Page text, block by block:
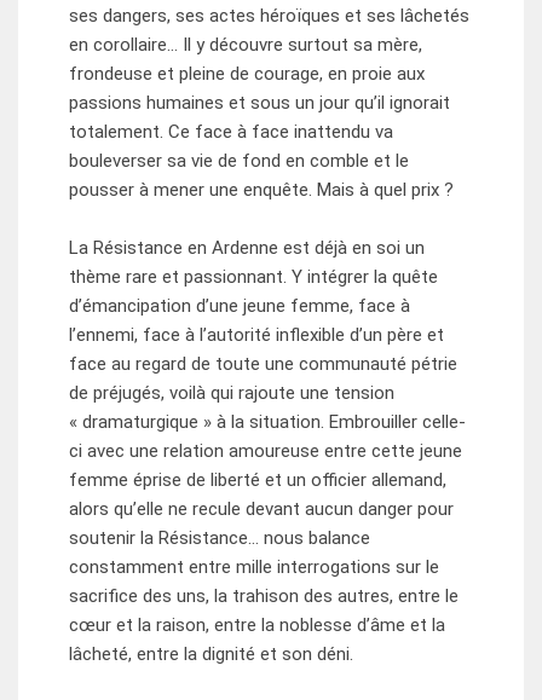
ses dangers, ses actes héroïques et ses lâchetés
en corollaire… Il y découvre surtout sa mère,
frondeuse et pleine de courage, en proie aux
passions humaines et sous un jour qu’il ignorait
totalement. Ce face à face inattendu va
bouleverser sa vie de fond en comble et le
pousser à mener une enquête. Mais à quel prix ?
La Résistance en Ardenne est déjà en soi un
thème rare et passionnant. Y intégrer la quête
d’émancipation d’une jeune femme, face à
l’ennemi, face à l’autorité inflexible d’un père et
face au regard de toute une communauté pétrie
de préjugés, voilà qui rajoute une tension
« dramaturgique » à la situation. Embrouiller celle-
ci avec une relation amoureuse entre cette jeune
femme éprise de liberté et un officier allemand,
alors qu’elle ne recule devant aucun danger pour
soutenir la Résistance… nous balance
constamment entre mille interrogations sur le
sacrifice des uns, la trahison des autres, entre le
cœur et la raison, entre la noblesse d’âme et la
lâcheté, entre la dignité et son déni.